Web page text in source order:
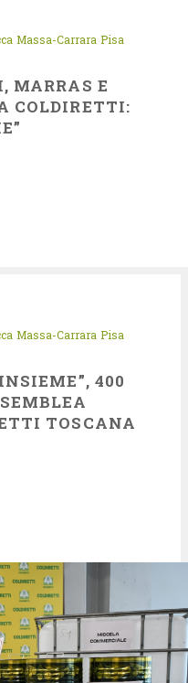
Massa-Carrara Pisa
MARRAS E
COLDIRETTI:
Massa-Carrara Pisa
400
TOSCANA